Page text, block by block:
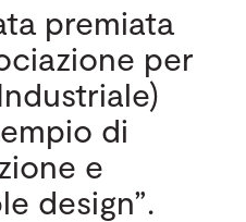
premiata
per
di
e
design”.